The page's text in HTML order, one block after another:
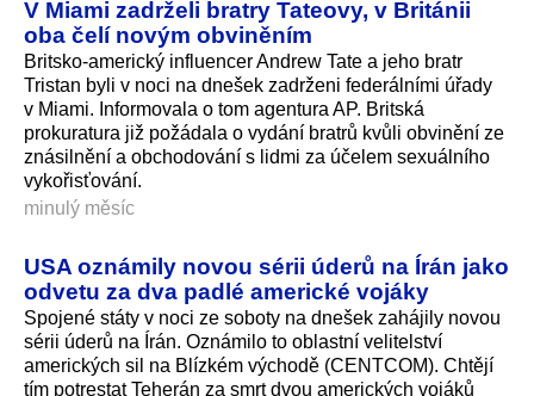
V Miami zadrželi bratry Tateovy, v Británii
oba čelí novým obviněním
Britsko-americký influencer Andrew Tate a jeho bratr
Tristan byli v noci na dnešek zadrženi federálními úřady
v Miami. Informovala o tom agentura AP. Britská
prokuratura již požádala o vydání bratrů kvůli obvinění ze
znásilnění a obchodování s lidmi za účelem sexuálního
vykořisťování.
minulý měsíc
USA oznámily novou sérii úderů na Írán jako
odvetu za dva padlé americké vojáky
Spojené státy v noci ze soboty na dnešek zahájily novou
sérii úderů na Írán. Oznámilo to oblastní velitelství
amerických sil na Blízkém východě (CENTCOM). Chtějí
tím potrestat Teherán za smrt dvou amerických vojáků